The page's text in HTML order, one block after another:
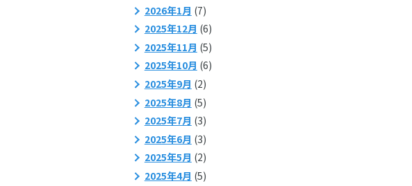
2026年1月 (7)
2025年12月 (6)
2025年11月 (5)
2025年10月 (6)
2025年9月 (2)
2025年8月 (5)
2025年7月 (3)
2025年6月 (3)
2025年5月 (2)
2025年4月 (5)